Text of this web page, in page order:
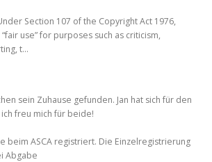
Section 107 of the Copyright Act 1976,
use” for purposes such as criticism,
t…
sein Zuhause gefunden. Jan hat sich für den
freu mich für beide!
beim ASCA registriert. Die Einzelregistrierung
Abgabe